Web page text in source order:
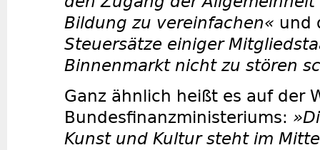
Bildung zu vereinfachen« und
Steuersätze einiger
Binnenmarkt nicht zu stören
Ganz ähnlich heißt es auf der
Bundesfinanzministeriums: »
Kunst und Kultur steht im